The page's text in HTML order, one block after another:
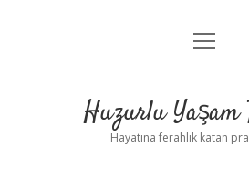
Anasayfa
Yasal Uyarı
menüyü
Huzurlu Yaşam
Hayatına ferahlık katan